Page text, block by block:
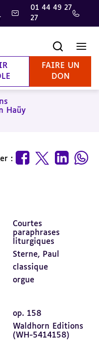
01 44 49 27
27
FAIRE UN
DON
Haüy
:
Courtes
paraphrases
liturgiques
Sterne, Paul
classique
orgue
op. 158
Waldhorn Editions
(WH-5414158)